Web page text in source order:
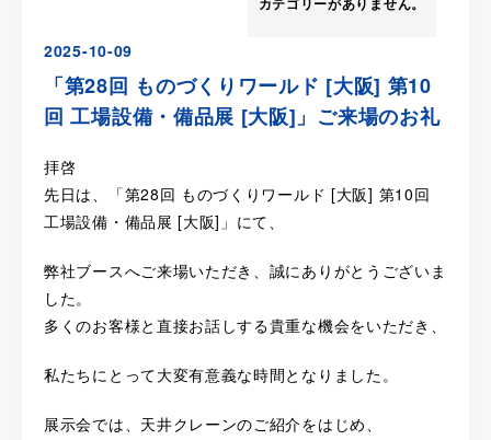
2025-10-09
「第28回 ものづくりワールド [大阪] 第10
回 工場設備・備品展 [大阪]」ご来場のお礼
拝啓
先日は、「第28回 ものづくりワールド [大阪] 第10回
工場設備・備品展 [大阪]」にて、
弊社ブースへご来場いただき、誠にありがとうございま
した。
多くのお客様と直接お話しする貴重な機会をいただき、
私たちにとって大変有意義な時間となりました。
展示会では、天井クレーンのご紹介をはじめ、